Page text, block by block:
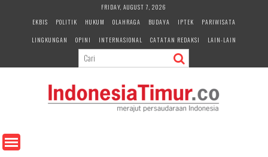
e
n
FRIDAY, AUGUST 7, 2026
EKBIS
POLITIK HUKUM OLAHRAGA BUDAYA IPTEK
PARIWISATA
LINGKUNGAN
OPINI INTERNASIONAL CATATAN REDAKSI LAIN-LAIN